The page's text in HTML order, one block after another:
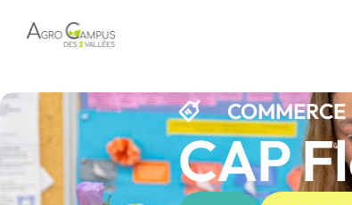
COMMERCE
CAP